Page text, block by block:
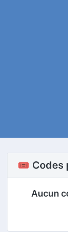
🎟️ Codes
Aucun